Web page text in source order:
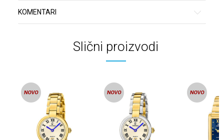
KOMENTARI
Slični proizvodi